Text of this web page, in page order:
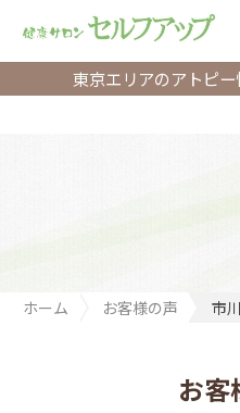
東京エリアのアトピ
ホーム お客様の声 市
お客